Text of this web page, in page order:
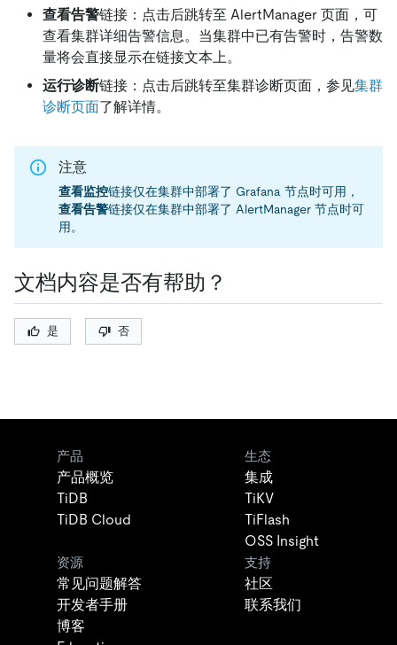
查看告警链接：点击后跳转至 AlertManager 页面，可
查看集群详细告警信息。当集群中已有告警时，告警数
量将会直接显示在链接文本上。
运行诊断链接：点击后跳转至集群诊断页面，参见集群
诊断页面了解详情。
注意
查看监控链接仅在集群中部署了 Grafana 节点时可用，
查看告警链接仅在集群中部署了 AlertManager 节点时可
用。
文档内容是否有帮助？
是 否
产品
产品概览
TiDB
TiDB Cloud
生态
集成
TiKV
TiFlash
OSS Insight
资源
常见问题解答
开发者手册
博客
支持
社区
联系我们